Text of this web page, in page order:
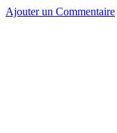
Ajouter un Commentaire